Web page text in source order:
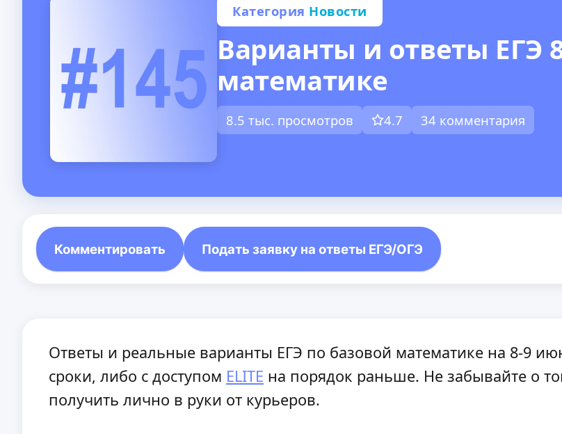
Категория Новости
Варианты и ответы ЕГЭ
математике
8.5 тыс. просмотров 4.7 34 комментария
Комментировать Подать заявку на ответы ЕГЭ/ОГЭ
Ответы и реальные варианты ЕГЭ по базовой математике на 8-9
сроки, либо с доступом ELITE на порядок раньше. Не забывайте о
получить лично в руки от курьеров.